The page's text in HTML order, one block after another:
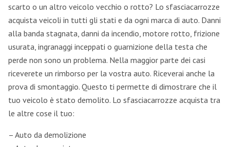
scarto o un altro veicolo vecchio o rotto? Lo sfasciacarrozze
acquista veicoli in tutti gli stati e da ogni marca di auto. Danni
alla banda stagnata, danni da incendio, motore rotto, frizione
usurata, ingranaggi inceppati o guarnizione della testa che
perde non sono un problema. Nella maggior parte dei casi
riceverete un rimborso per la vostra auto. Riceverai anche la
prova di smontaggio. Questo ti permette di dimostrare che il
tuo veicolo è stato demolito. Lo sfasciacarrozze acquista tra
le altre cose il tuo:
– Auto da demolizione